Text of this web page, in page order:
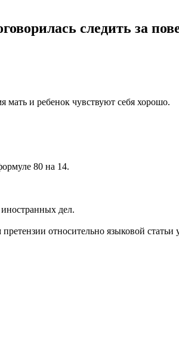
следить за
мать и ребенок чувствуют себя хорошо.
80 на 14.
дел.
относительно языковой статьи